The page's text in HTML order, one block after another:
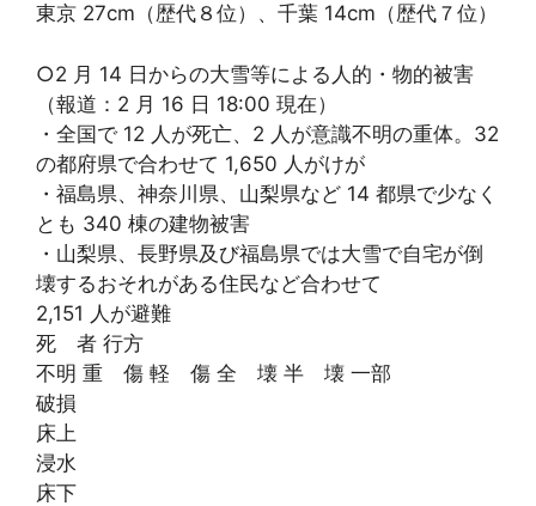
東京 27cm（歴代８位）、千葉 14cm（歴代７位）
○2 月 14 日からの大雪等による人的・物的被害
（報道：2 月 16 日 18:00 現在）
・全国で 12 人が死亡、2 人が意識不明の重体。32
の都府県で合わせて 1,650 人がけが
・福島県、神奈川県、山梨県など 14 都県で少なく
とも 340 棟の建物被害
・山梨県、長野県及び福島県では大雪で自宅が倒
壊するおそれがある住民など合わせて
2,151 人が避難
死 者 行方
不明 重 傷 軽 傷 全 壊 半 壊 一部
破損
床上
浸水
床下